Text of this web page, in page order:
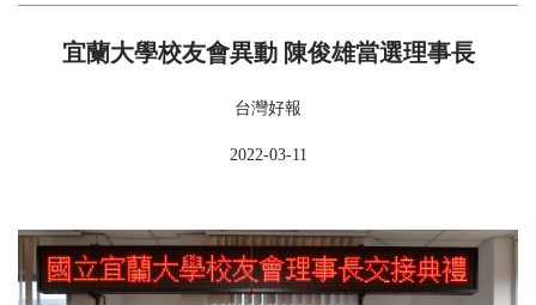
宜蘭大學校友會異動 陳俊雄當選理事長
台灣好報
2022-03-11